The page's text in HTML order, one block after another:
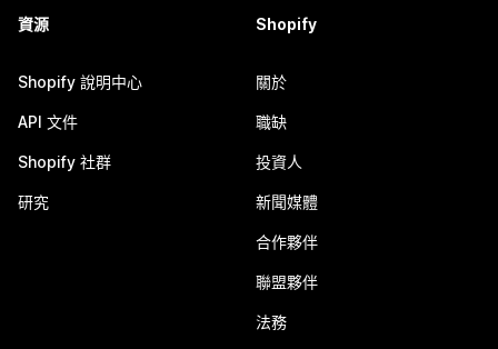
資源
Shopify 說明中心
API 文件
Shopify 社群
研究
Shopify
關於
職缺
投資人
新聞媒體
合作夥伴
聯盟夥伴
法務